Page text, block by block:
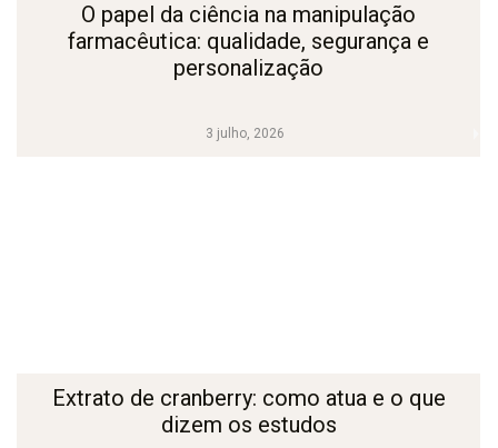
3 julho, 2026
O papel da ciência na manipulação
farmacêutica: qualidade, segurança e
personalização
Extrato de cranberry: como atua e o que
dizem os estudos